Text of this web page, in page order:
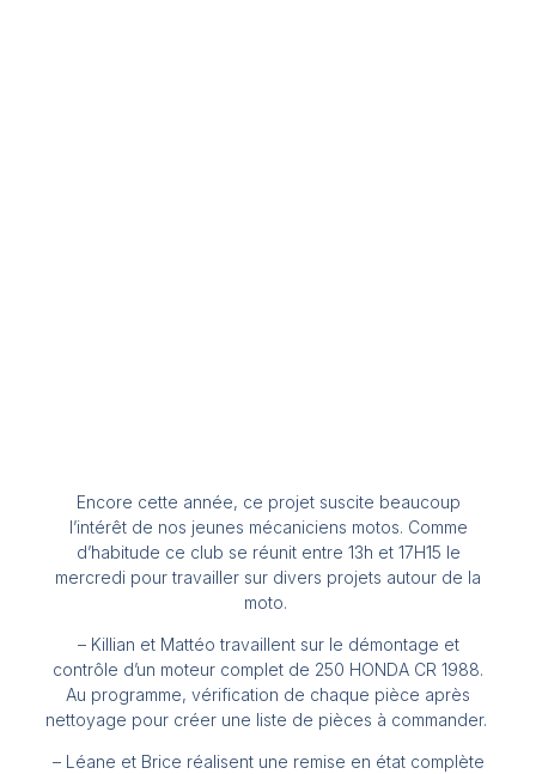
Encore cette année, ce projet suscite beaucoup
l’intérêt de nos jeunes mécaniciens motos. Comme
d’habitude ce club se réunit entre 13h et 17H15 le
mercredi pour travailler sur divers projets autour de la
moto.
– Killian et Mattéo travaillent sur le démontage et
contrôle d’un moteur complet de 250 HONDA CR 1988.
Au programme, vérification de chaque pièce après
nettoyage pour créer une liste de pièces à commander.
– Léane et Brice réalisent une remise en état complète